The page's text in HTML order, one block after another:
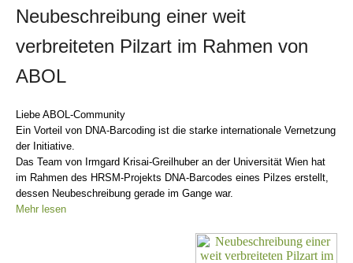
Neubeschreibung einer weit
verbreiteten Pilzart im Rahmen von
ABOL
Liebe ABOL-Community
Ein Vorteil von DNA-Barcoding ist die starke internationale Vernetzung
der Initiative.
Das Team von Irmgard Krisai-Greilhuber an der Universität Wien hat
im Rahmen des HRSM-Projekts DNA-Barcodes eines Pilzes erstellt,
dessen Neubeschreibung gerade im Gange war.
Mehr lesen